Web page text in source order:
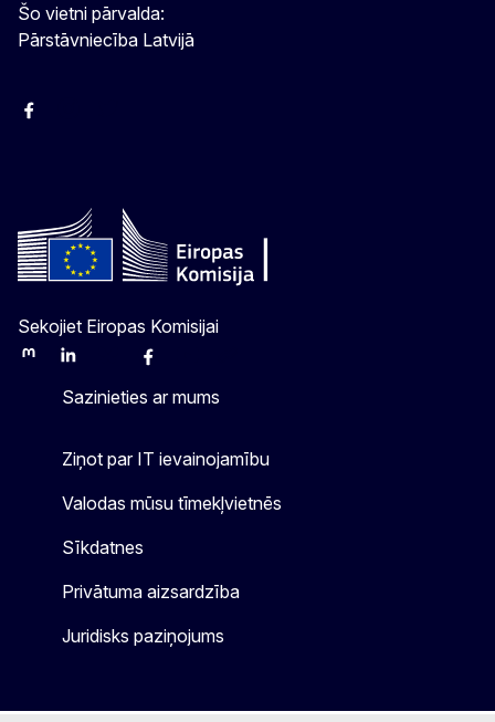
Šo vietni pārvalda:
Pārstāvniecība Latvijā
Facebook
Sekojiet Eiropas Komisijai
MastodonLinkedInBlueskyFacebook
Sazinieties ar mums
Ziņot par IT ievainojamību
Valodas mūsu tīmekļvietnēs
Sīkdatnes
Privātuma aizsardzība
Juridisks paziņojums